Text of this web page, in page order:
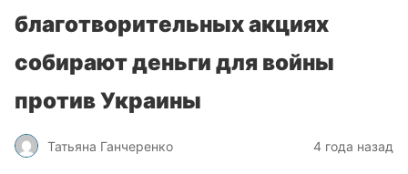
благотворительных акциях
собирают деньги для войны
против Украины
Татьяна Ганчеренко 4 года назад